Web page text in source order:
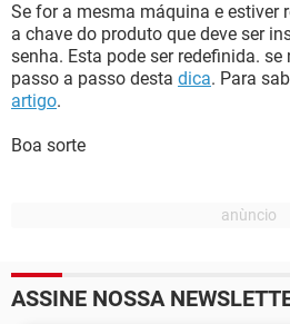
Se for a mesma máquina e estiver
a chave do produto que deve ser
senha. Esta pode ser redefinida.
passo a passo desta dica. Para
artigo.
Boa sorte
ASSINE NOSSA